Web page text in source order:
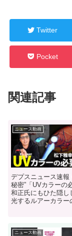
Twitter
Pocket
関連記事
ニュース動画
デプスニュース速
秘密”「UVカラーの
和正氏にもひた隠し
光するルアーカラ
ニュース動画